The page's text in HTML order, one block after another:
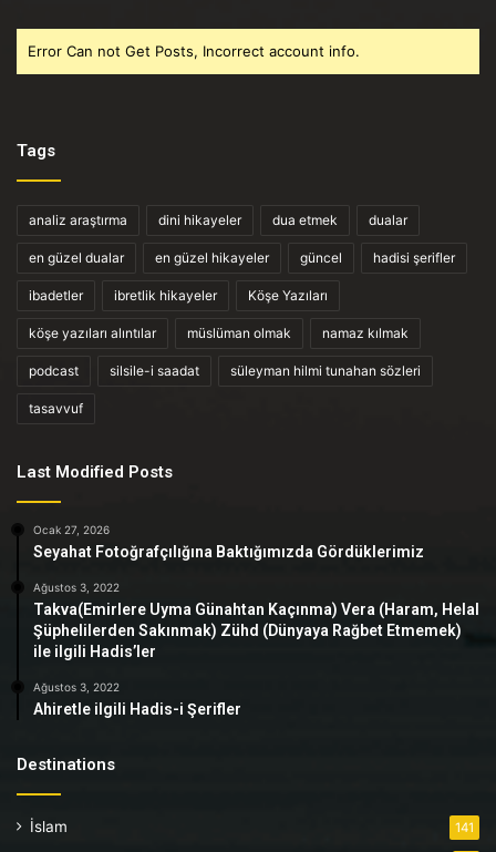
Error Can not Get Posts, Incorrect account info.
Tags
analiz araştırma dini hikayeler dua etmek dualar
en güzel dualar en güzel hikayeler güncel hadisi şerifler
ibadetler ibretlik hikayeler Köşe Yazıları
köşe yazıları alıntılar müslüman olmak namaz kılmak
podcast silsile-i saadat süleyman hilmi tunahan sözleri
tasavvuf
Last Modified Posts
Ocak 27, 2026
Seyahat Fotoğrafçılığına Baktığımızda Gördüklerimiz
Ağustos 3, 2022
Takva(Emirlere Uyma Günahtan Kaçınma) Vera (Haram, Helal
Şüphelilerden Sakınmak) Zühd (Dünyaya Rağbet Etmemek)
ile ilgili Hadis’ler
Ağustos 3, 2022
Ahiretle ilgili Hadis-i Şerifler
Destinations
İslam 141